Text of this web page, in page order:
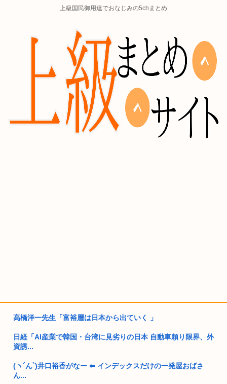
上級国民御用達でおなじみの5chまとめ
高橋洋一先生「富裕層は日本から出ていく 」
日経「AI産業で韓国・台湾に見劣りの日本 自動車頼り限界、外
資誘...
(ヽ´ん`)井口裕香がなー ⬅ インデックスだけの一発屋おばさ
ん...